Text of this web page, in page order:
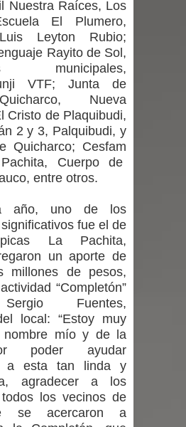
Jorge Guzmán rechaza
de interconexión eléctrica
cordillera del Maule por su
ambiental
entregó $189 millones en
de Linares
de Curicó apuesta a la
en tecnología educativa
pantallas interactivas del
El Boldo
de Curicó inició
de vacunación escolar
Nuestra Raíces, Los
El Plumero,
Leyton Rubio;
Rayito de Sol,
municipales,
VTF; Junta de
Nueva
Cristo de Plaquibudi,
2 y 3, Palquibudi, y
Quicharco; Cesfam
Cuerpo de
entre otros.
año, uno de los
fue el de
La Pachita,
un aporte de
millones de pesos,
“Completón”
Fuentes,
local: “Estoy muy
nombre mío y de la
poder ayudar
a esta tan linda y
agradecer a los
los vecinos de
se acercaron a